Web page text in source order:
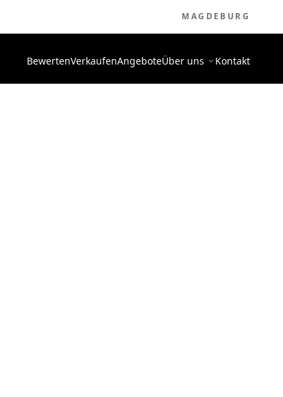
MAGDEBURG
BewertenVerkaufenAngeboteÜber uns Kontakt